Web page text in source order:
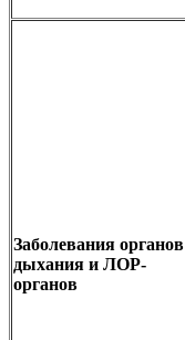
Заболевания органов
дыхания и ЛОР-
органов